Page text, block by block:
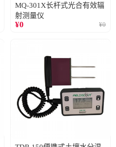
MQ-301X长杆式光合有效辐
射测量仪
¥0 ¥0